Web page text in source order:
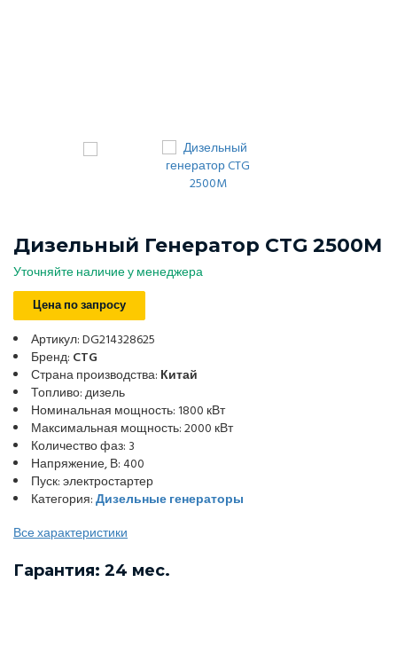
Дизельный Генератор CTG 2500M
Уточняйте наличие у менеджера
Цена по запросу
Артикул: DG214328625
Бренд: CTG
Страна производства: Китай
Топливо: дизель
Номинальная мощность: 1800 кВт
Максимальная мощность: 2000 кВт
Количество фаз: 3
Напряжение, В: 400
Пуск: электростартер
Категория:Дизельные генераторы
Все характеристики
Гарантия: 24 мес.